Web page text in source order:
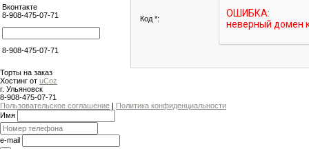
Вконтакте
8-908-475-07-71
8-908-475-07-71
Код *:
Торты на заказ
Хостинг от uCoz
г. Ульяновск
8-908-475-07-71
Пользовательское соглашение | Политика конфиденциальности
Имя
e-mail